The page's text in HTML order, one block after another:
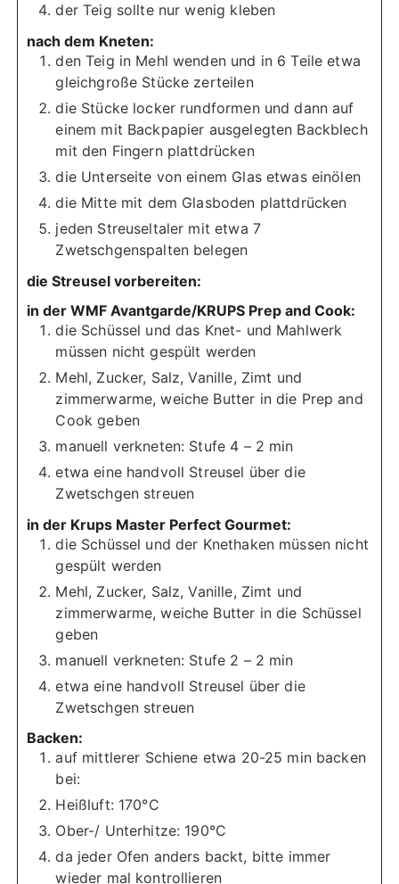
der Teig sollte nur wenig kleben
nach dem Kneten:
den Teig in Mehl wenden und in 6 Teile etwa
gleichgroße Stücke zerteilen
die Stücke locker rundformen und dann auf
einem mit Backpapier ausgelegten Backblech
mit den Fingern plattdrücken
die Unterseite von einem Glas etwas einölen
die Mitte mit dem Glasboden plattdrücken
jeden Streuseltaler mit etwa 7
Zwetschgenspalten belegen
die Streusel vorbereiten:
in der WMF Avantgarde/KRUPS Prep and Cook:
die Schüssel und das Knet- und Mahlwerk
müssen nicht gespült werden
Mehl, Zucker, Salz, Vanille, Zimt und
zimmerwarme, weiche Butter in die Prep and
Cook geben
manuell verkneten: Stufe 4 – 2 min
etwa eine handvoll Streusel über die
Zwetschgen streuen
in der Krups Master Perfect Gourmet:
die Schüssel und der Knethaken müssen nicht
gespült werden
Mehl, Zucker, Salz, Vanille, Zimt und
zimmerwarme, weiche Butter in die Schüssel
geben
manuell verkneten: Stufe 2 – 2 min
etwa eine handvoll Streusel über die
Zwetschgen streuen
Backen:
auf mittlerer Schiene etwa 20-25 min backen
bei:
Heißluft: 170°C
Ober-/ Unterhitze: 190°C
da jeder Ofen anders backt, bitte immer
wieder mal kontrollieren